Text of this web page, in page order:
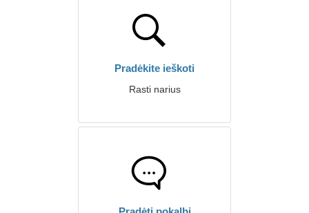
Pradėkite ieškoti
Rasti narius